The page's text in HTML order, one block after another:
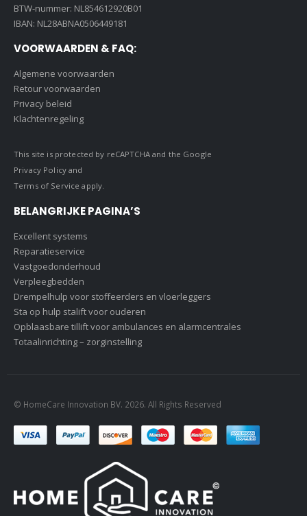
BTW-nummer: NL854612920B01
IBAN: NL28ABNA0506449181
VOORWAARDEN & FAQ:
Algemene voorwaarden
Retour voorwaarden
Privacy beleid
Klachtenregeling
This site is protected by reCAPTCHA and the Google
Privacy Policyand
Terms of Service apply.
BELANGRIJKE PAGINA’S
Excellent systems
Reparatieservice
Vastgoedonderhoud
Verpleegbedden
Drempelhulp voor stoffeerders en vloerleggers
Sta op hulp stalift voor ouderen
Opblaasbare tillift voor ambulances en alarmcentrales
Totaalinrichting – zorginstelling
© HomeCare Innovation BV. 2026. All Rights Reserved